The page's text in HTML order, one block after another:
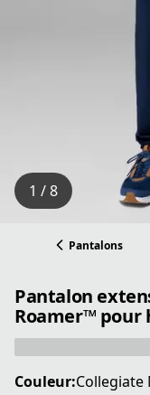
1 / 8
Pantalons
Pantalon
Roamer™ pour
Couleur:Collegiate